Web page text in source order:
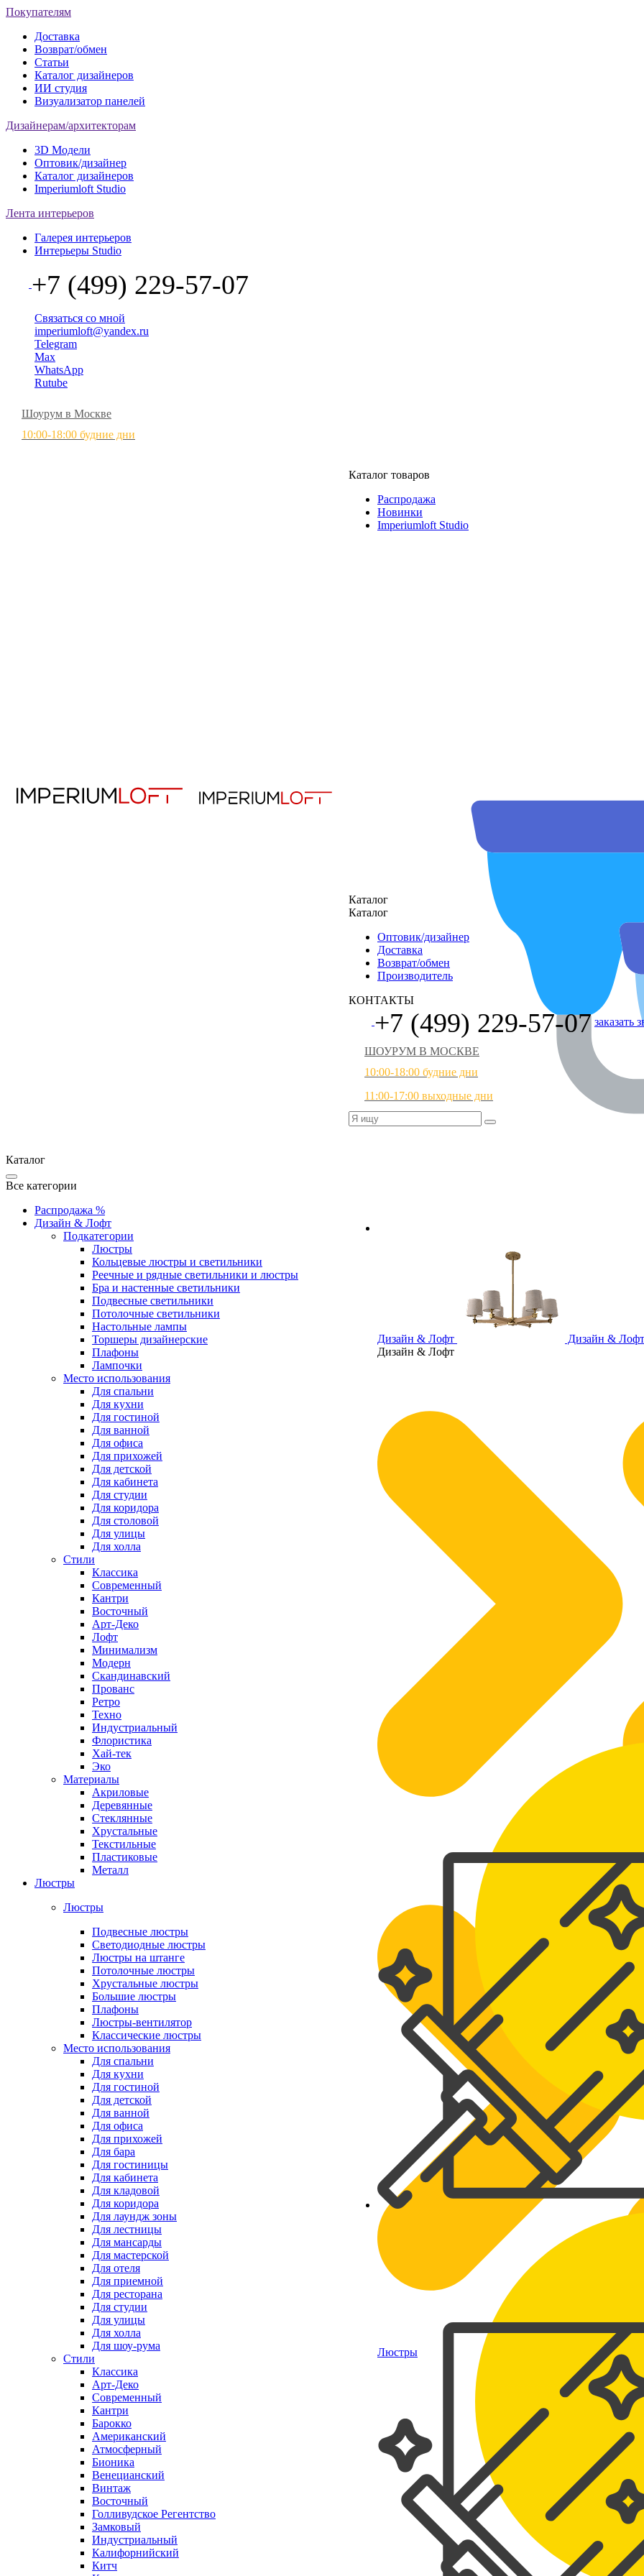
Покупателям
Доставка
Возврат/обмен
Статьи
Каталог дизайнеров
ИИ студия
Визуализатор панелей
Дизайнерам/архитекторам
3D Модели
Оптовик/дизайнер
Каталог дизайнеров
Imperiumloft Studio
Лента интерьеров
Галерея интерьеров
Интерьеры Studio
+7 (499) 229-57-07
Связаться со мной
imperiumloft@yandex.ru
Telegram
Max
WhatsApp
Rutube
Шоурум в Москве
10:00-18:00 будние дни
Каталог товаров
Распродажа
Новинки
Imperiumloft Studio
Дизайн & Лофт
Дизайн & Лофт
Дизайн & Лофт
Люстры
Каталог
Каталог
Оптовик/дизайнер
Доставка
Возврат/обмен
Производитель
КОНТАКТЫ
+7 (499) 229-57-07 заказать
ШОУРУМ В МОСКВЕ
10:00-18:00 будние дни
11:00-17:00 выходные дни
Каталог
Все категории
Распродажа %
Дизайн & Лофт
Подкатегории
Люстры
Кольцевые люстры и светильники
Реечные и рядные светильники и люстры
Бра и настенные светильники
Подвесные светильники
Потолочные светильники
Настольные лампы
Торшеры дизайнерские
Плафоны
Лампочки
Место использования
Для спальни
Для кухни
Для гостиной
Для ванной
Для офиса
Для прихожей
Для детской
Для кабинета
Для студии
Для коридора
Для столовой
Для улицы
Для холла
Стили
Классика
Современный
Кантри
Восточный
Арт-Деко
Лофт
Минимализм
Модерн
Скандинавский
Прованс
Ретро
Техно
Индустриальный
Флористика
Хай-тек
Эко
Материалы
Акриловые
Деревянные
Стеклянные
Хрустальные
Текстильные
Пластиковые
Металл
Люстры
Люстры
Подвесные люстры
Светодиодные люстры
Люстры на штанге
Потолочные люстры
Хрустальные люстры
Большие люстры
Плафоны
Люстры-вентилятор
Классические люстры
Место использования
Для спальни
Для кухни
Для гостиной
Для детской
Для ванной
Для офиса
Для прихожей
Для бара
Для гостиницы
Для кабинета
Для кладовой
Для коридора
Для лаундж зоны
Для лестницы
Для мансарды
Для мастерской
Для отеля
Для приемной
Для ресторана
Для студии
Для улицы
Для холла
Для шоу-рума
Стили
Классика
Арт-Деко
Современный
Кантри
Барокко
Американский
Атмосферный
Бионика
Венецианский
Винтаж
Восточный
Голливудское Регентство
Замковый
Индустриальный
Калифорнийский
Китч